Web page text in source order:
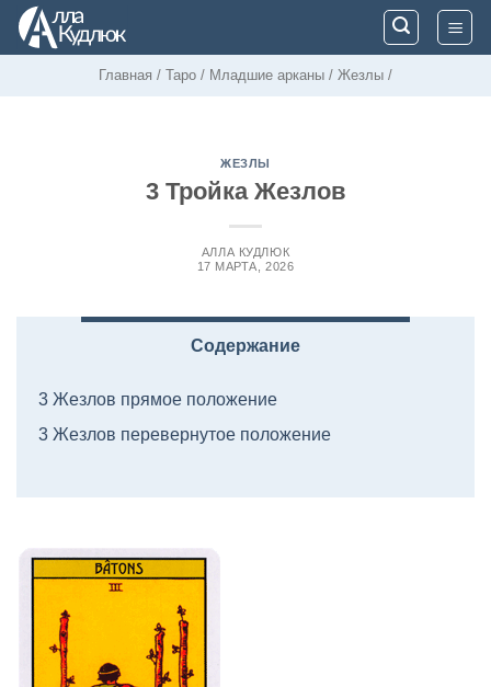
Skip
Главная / Таро / Младшие арканы / Жезлы /
ЖЕЗЛЫ
3 Тройка Жезлов
АЛЛА КУДЛЮК
17 МАРТА, 2026
Содержание
3 Жезлов прямое положение
3 Жезлов перевернутое положение